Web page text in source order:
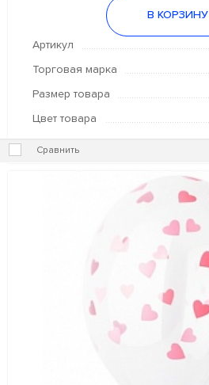
В КОРЗИНУ
Артикул
Торговая марка
Размер товара
Цвет товара
Сравнить